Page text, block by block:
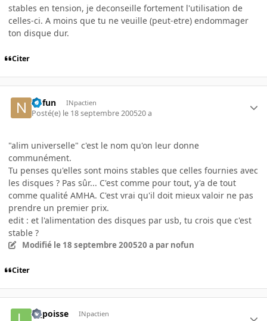
stables en tension, je deconseille fortement l'utilisation de
celles-ci. A moins que tu ne veuille (peut-etre) endommager
ton disque dur.
Citer
nofun INpactien
Posté(e) le 18 septembre 200520 a
"alim universelle" c'est le nom qu'on leur donne
communément.
Tu penses qu'elles sont moins stables que celles fournies avec
les disques ? Pas sûr... C'est comme pour tout, y'a de tout
comme qualité AMHA. C'est vrai qu'il doit mieux valoir ne pas
prendre un premier prix.
edit : et l'alimentation des disques par usb, tu crois que c'est
stable ?
Modifié le 18 septembre 200520 a par nofun
Citer
la_poisse INpactien